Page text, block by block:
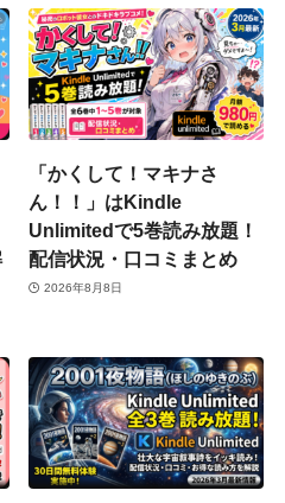
「かくして！マキナさ
ん！！」はKindle
Unlimitedで5巻読み放題！
配信状況・口コミまとめ
2026年8月8日